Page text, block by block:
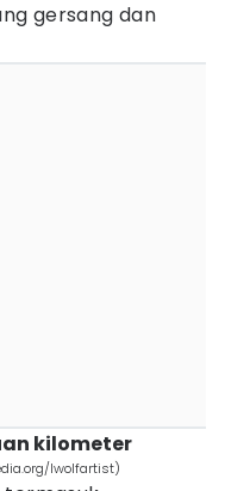
gersang dan
kilometer
lwolfartist)